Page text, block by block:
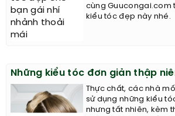
cùng Guucongai.com
kiểu tóc đẹp này nhé.
Những kiểu tóc đơn giản thập
Thực chất, các nhà
sử dụng những kiểu
nhưng tất nhiên, kèm